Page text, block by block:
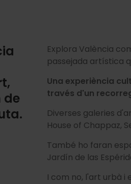
de
Explora València
passejada artística
Una experiència
través d'un
Diverses galeries
House of Chappaz,
També ho faran
Jardín de las
I com no, l'art urbà i